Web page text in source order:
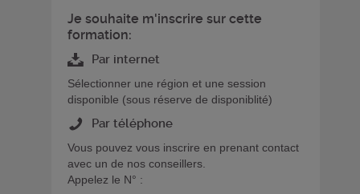
Je souhaite m'inscrire sur cette
formation:
Par internet
Sélectionner une région et une session
disponible (sous réserve de disponiblité)
Par téléphone
Vous pouvez vous inscrire en prenant contact
avec un de nos conseillers.
Appelez le N° :